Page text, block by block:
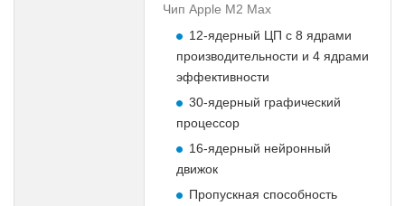
Чип Apple M2 Max
12-ядерный ЦП с 8 ядрами
производительности и 4 ядрами
эффективности
30-ядерный графический
процессор
16-ядерный нейронный
движок
Пропускная способность